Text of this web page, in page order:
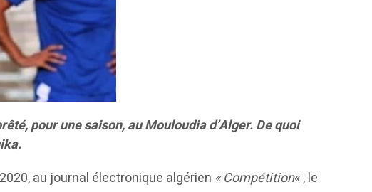
pour une saison, au Mouloudia d’Alger. De quoi
au journal électronique algérien « Compétition« , le